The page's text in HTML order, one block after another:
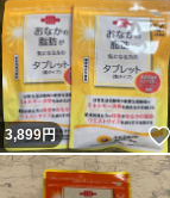
3,899円